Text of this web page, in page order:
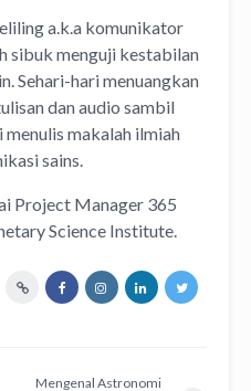
a.k.a komunikator
sibuk menguji kestabilan
Sehari-hari menuangkan
danaudio sambil
menulis makalah ilmiah
sains.
Project Manager 365
Science Institute.
Mengenal Astronomi